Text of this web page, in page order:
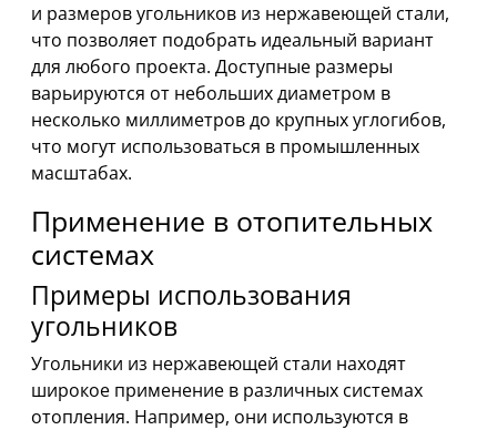
и размеров угольников из нержавеющей стали,
что позволяет подобрать идеальный вариант
для любого проекта. Доступные размеры
варьируются от небольших диаметром в
несколько миллиметров до крупных углогибов,
что могут использоваться в промышленных
масштабах.
Применение в отопительных
системах
Примеры использования
угольников
Угольники из нержавеющей стали находят
широкое применение в различных системах
отопления. Например, они используются в